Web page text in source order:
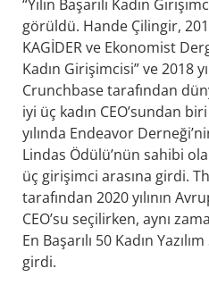
“Yılın Başarılı Kadın
görüldü. Hande Çilingir,
KAGİDER ve Ekonomist
Kadın Girişimcisi” ve 2018
Crunchbase tarafından
iyi üç kadın CEO’sundan
yılında Endeavor
Lindas Ödülü’nün sahibi
üç girişimci arasına girdi.
tarafından 2020 yılının
CEO’su seçilirken, aynı
En Başarılı 50 Kadın
girdi.